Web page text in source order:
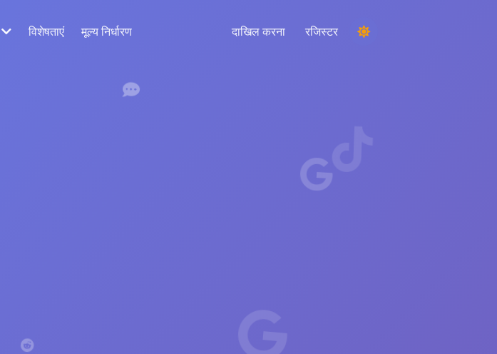
लिए महत्वपूर्ण रुझानों को उजागर करें
विशेषताएं मूल्य निर्धारण दाखिल करना रजिस्टर